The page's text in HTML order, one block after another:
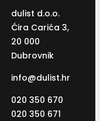
dulist d.o.o.
Ćira Carića 3,
20 000
Dubrovnik
info@dulist.hr
020 350 670
020 350 671